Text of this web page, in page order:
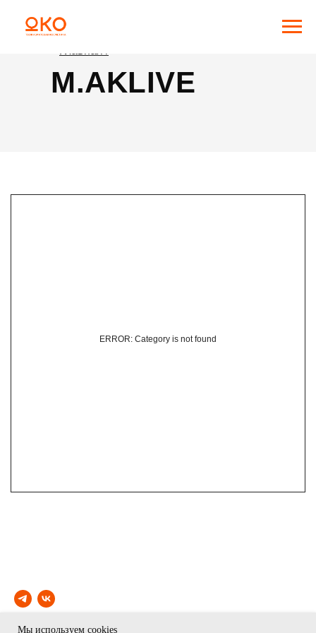
Мы используем cookies
M.AKLIVE
ERROR: Category is not found